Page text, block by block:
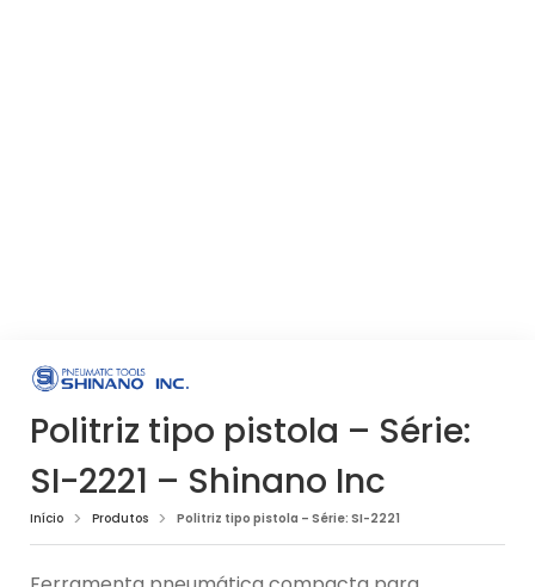
Politriz tipo pistola – Série:
SI-2221 – Shinano Inc
Início Produtos Politriz tipo pistola – Série: SI-2221